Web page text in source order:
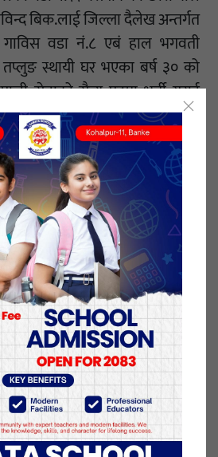
बिक.लाई जिल्ला दैलेख अन्तर्गत
वडा नं.८ एबं हाल भगवती
स्थायी घर भएका बर्ष ३० को
सेनाको सैन्य पदमा भर्ती गराई
पारी रु चार लाख रकम लिई ठगी गरी
रमेश कुमार थापालाई जिल्ला
ईलाका प्रहरी कार्यालयबाट खटिएको
सुर्खेत बिरेन्द्रनगर ११ पिपिराबाट
ईलाका प्रहरी कार्यालय कोहलपुरका
(डिएसपी) सुन्दर तिवारीले
जिल्ला अदालतबाट ७ दिनको
लिई अनुसन्धान भईरहेको तिवारीले
कोहलपुरका प्रमुख तिवारीले निज
व्यक्तिहरूलाई समेत नेपाली सेनामा
रकम लिई ठगी गरेको हुन सक्ने भन्दै
सुचना दिई अपराध नियन्त्रण गर्न
छन ।